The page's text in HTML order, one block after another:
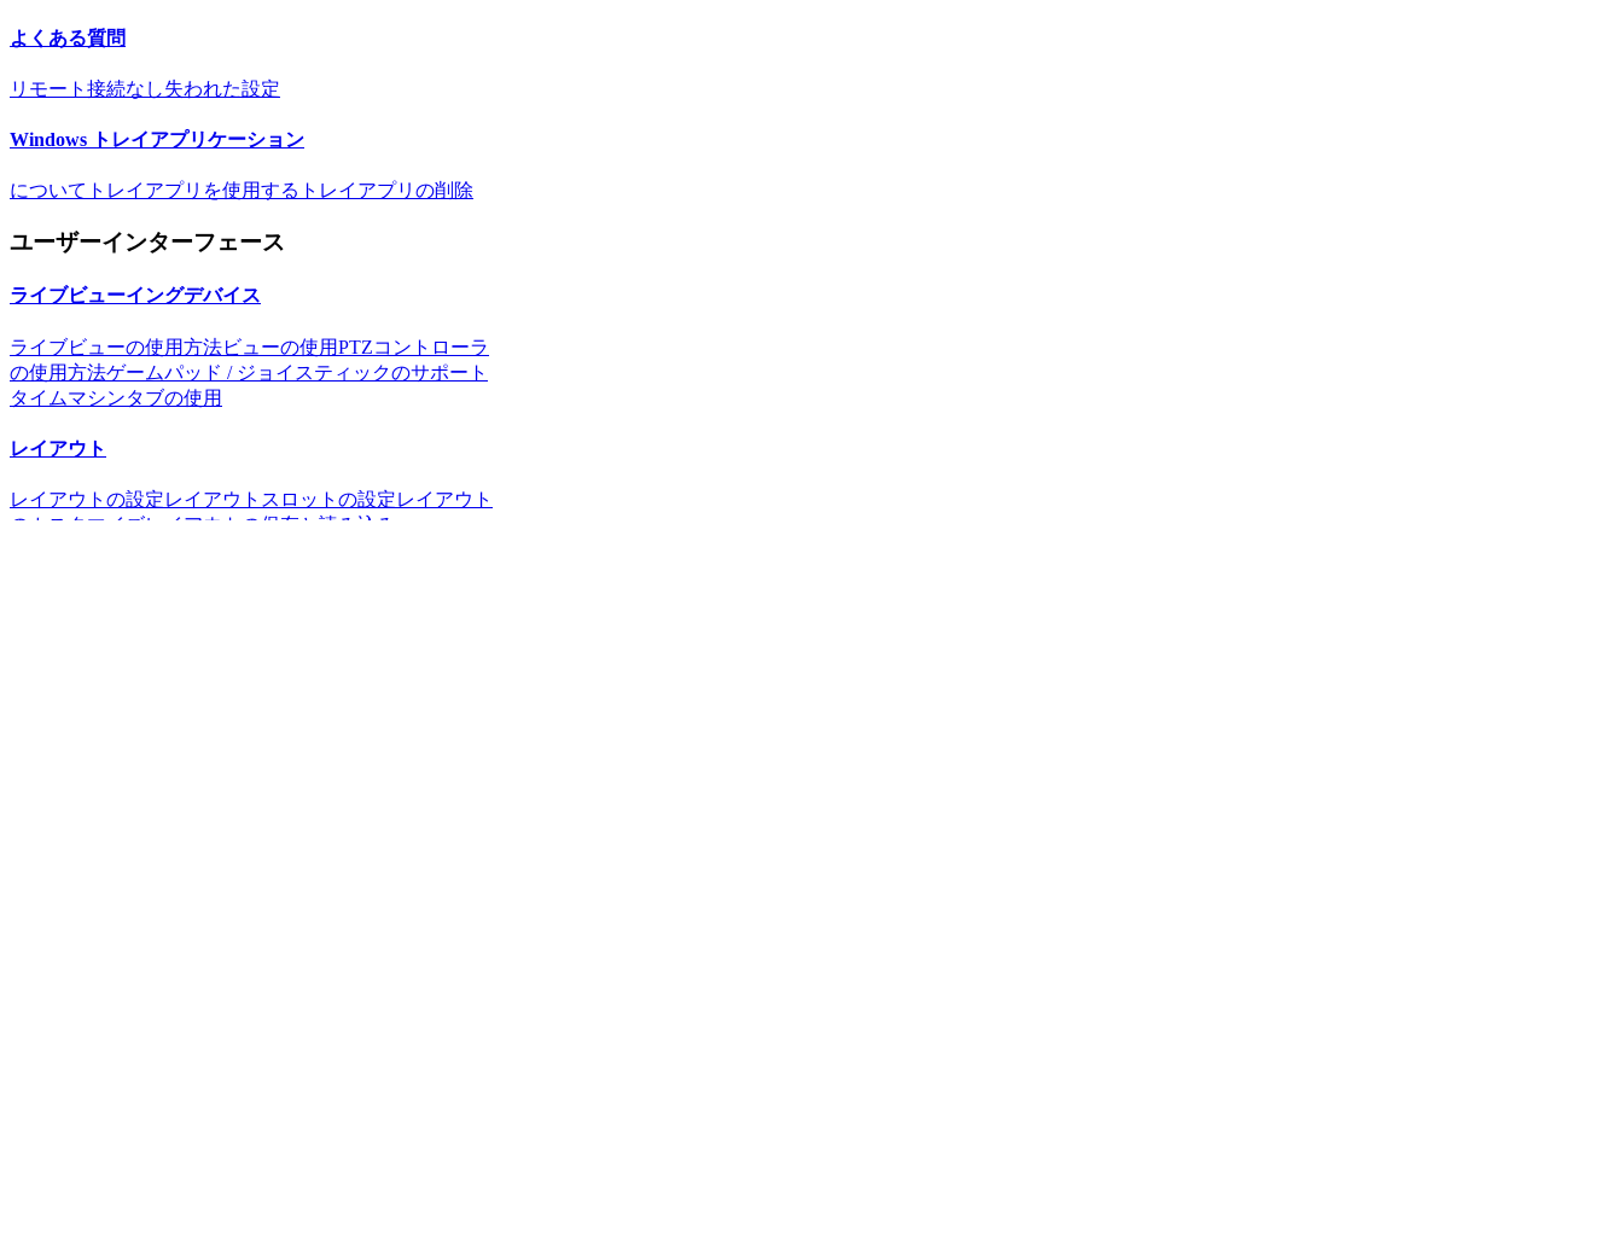
よくある質問
リモート接続なし失われた設定
Windows トレイアプリケーション
について トレイアプリを使用する トレイアプリの削除
ユーザーインターフェース
ライブビューイングデバイス
ライブビューの使用方法ビューの使用PTZコントローラ
の使用方法ゲームパッド / ジョイスティックのサポート
タイムマシンタブの使用
レイアウト
レイアウトの設定レイアウトスロットの設定レイアウト
のカスタマイズレイアウトの保存と読み込み